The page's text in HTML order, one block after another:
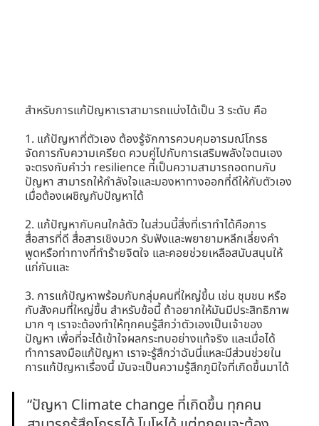
สำหรับการแก้ปัญหาเราสามารถแบ่งได้เป็น 3 ระดับ คือ
1. แก้ปัญหาที่ตัวเอง ต้องรู้จักการควบคุมอารมณ์โกรธ
จัดการกับความเครียด ควบคู่ไปกับการเสริมพลังใจตนเอง
จะตรงกับคำว่า resilience ที่เป็นความสามารถอดทนกับ
ปัญหา สามารถให้กำลังใจและมองหาทางออกที่ดีให้กับตัวเอง
เมื่อต้องเผชิญกับปัญหาได้
2. แก้ปัญหากับคนใกล้ตัว ในส่วนนี้สิ่งที่เราทำได้คือการ
สื่อสารที่ดี สื่อสารเชิงบวก รับฟังและพยายามหลีกเลี่ยงคำ
พูดหรือท่าทางที่ทำร้ายจิตใจ และคอยช่วยเหลือสนับสนุนให้
แก่กันและ
3. การแก้ปัญหาพร้อมกับกลุ่มคนที่ใหญ่ขึ้น เช่น ชุมชน หรือ
กับสังคมที่ใหญ่ขึ้น สำหรับข้อนี้ ถ้าอยากให้มันมีประสิทธิภาพ
มาก ๆ เราจะต้องทำให้ทุกคนรู้สึกว่าตัวเองเป็นเจ้าของ
ปัญหา เพื่อที่จะได้เข้าใจผลกระทบอย่างแท้จริง และเมื่อได้
ทำการลงมือแก้ปัญหา เราจะรู้สึกว่าฉันนี่แหละมีส่วนช่วยใน
การแก้ปัญหาเรื่องนี้ มันจะเป็นความรู้สึกภูมิใจที่เกิดขึ้นมาได้
“ปัญหา Climate change ที่เกิดขึ้น ทุกคน